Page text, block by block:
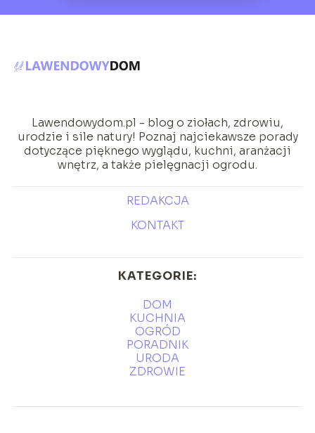
Lawendowydom.pl - blog o ziołach, zdrowiu,
urodzie i sile natury! Poznaj najciekawsze porady
dotyczące pięknego wyglądu, kuchni, aranżacji
wnętrz, a także pielęgnacji ogrodu.
REDAKCJA
KONTAKT
KATEGORIE:
DOM
KUCHNIA
OGRÓD
PORADNIK
URODA
ZDROWIE